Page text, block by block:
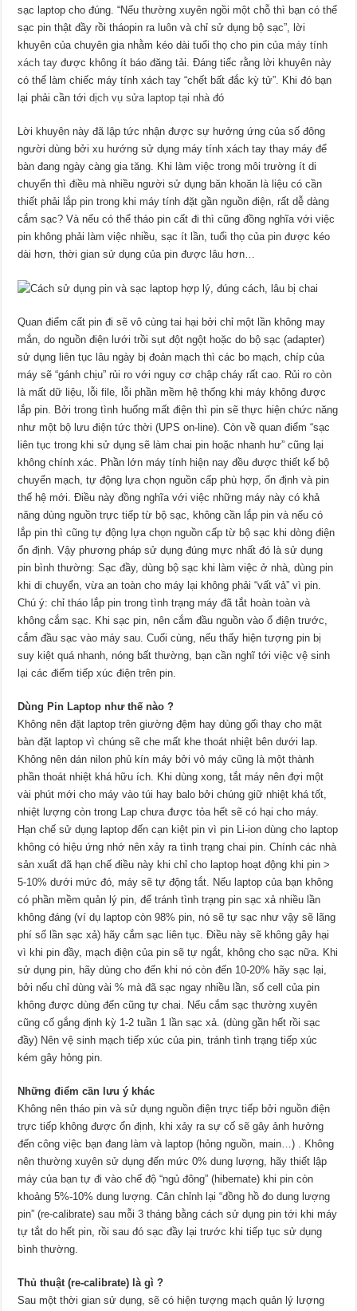
sạc laptop cho đúng. “Nếu thường xuyên ngồi một chỗ thì bạn có thể
sạc pin thật đầy rồi tháopin ra luôn và chỉ sử dụng bộ sạc”, lời
khuyên của chuyên gia nhằm kéo dài tuổi thọ cho pin của máy tính
xách tay được không ít báo đăng tải. Đáng tiếc rằng lời khuyên này
có thể làm chiếc máy tính xách tay “chết bất đắc kỳ tử”. Khi đó bạn
lại phải cần tớidịch vụ sửa laptop tại nhàđó
Lời khuyên này đã lập tức nhận được sự hưởng ứng của số đông
người dùng bởi xu hướng sử dụng máy tính xách tay thay máy để
bàn đang ngày càng gia tăng. Khi làm việc trong môi trường ít di
chuyển thì điều mà nhiều người sử dụng băn khoăn là liệu có cần
thiết phải lắp pin trong khi máy tính đặt gần nguồn điện, rất dễ dàng
cắm sạc? Và nếu có thể tháo pin cất đi thì cũng đồng nghĩa với việc
pin không phải làm việc nhiều, sạc ít lần, tuổi thọ của pin được kéo
dài hơn, thời gian sử dụng của pin được lâu hơn…
Quan điểm cất pin đi sẽ vô cùng tai hại bởi chỉ một lần không may
mắn, do nguồn điện lưới trồi sụt đột ngột hoặc do bộ sạc (adapter)
sử dụng liên tục lâu ngày bị đoản mạch thì các bo mạch, chíp của
máy sẽ “gánh chịu” rủi ro với nguy cơ chập cháy rất cao. Rủi ro còn
là mất dữ liệu, lỗi file, lỗi phần mềm hệ thống khi máy không được
lắp pin. Bởi trong tình huống mất điện thì pin sẽ thực hiện chức năng
như một bộ lưu điện tức thời (UPS on-line). Còn về quan điểm “sạc
liên tục trong khi sử dụng sẽ làm chai pin hoặc nhanh hư” cũng lại
không chính xác. Phần lớn máy tính hiện nay đều được thiết kế bộ
chuyển mạch, tự động lựa chọn nguồn cấp phù hợp, ổn định và pin
thế hệ mới. Điều này đồng nghĩa với việc những máy này có khả
năng dùng nguồn trực tiếp từ bộ sạc, không cần lắp pin và nếu có
lắp pin thì cũng tự động lựa chọn nguồn cấp từ bộ sạc khi dòng điện
ổn định. Vậy phương pháp sử dụng đúng mực nhất đó là sử dụng
pin bình thường: Sạc đầy, dùng bộ sạc khi làm việc ở nhà, dùng pin
khi di chuyển, vừa an toàn cho máy lại không phải “vất vả” vì pin.
Chú ý: chỉ tháo lắp pin trong tình trạng máy đã tắt hoàn toàn và
không cắm sạc. Khi sạc pin, nên cắm đầu nguồn vào ổ điện trước,
cắm đầu sạc vào máy sau. Cuối cùng, nếu thấy hiện tượng pin bị
suy kiệt quá nhanh, nóng bất thường, bạn cần nghĩ tới việc vệ sinh
lại các điểm tiếp xúc điện trên pin.
Dùng Pin Laptop như thế nào ?
Không nên đặt laptop trên giường đệm hay dùng gối thay cho mặt
bàn đặt laptop vì chúng sẽ che mất khe thoát nhiệt bên dưới lap.
Không nên dán nilon phủ kín máy bởi vỏ máy cũng là một thành
phần thoát nhiệt khá hữu ích. Khi dùng xong, tắt máy nên đợi một
vài phút mới cho máy vào túi hay balo bởi chúng giữ nhiệt khá tốt,
nhiệt lượng còn trong Lap chưa được tỏa hết sẽ có hại cho máy.
Hạn chế sử dụng laptop đến cạn kiệt pin vì pin Li-ion dùng cho laptop
không có hiệu ứng nhớ nên xảy ra tình trạng chai pin. Chính các nhà
sản xuất đã hạn chế điều này khi chỉ cho laptop hoạt động khi pin >
5-10% dưới mức đó, máy sẽ tự động tắt. Nếu laptop của bạn không
có phần mềm quản lý pin, để tránh tình trạng pin sạc xả nhiều lần
không đáng (ví dụ laptop còn 98% pin, nó sẽ tự sạc như vậy sẽ lãng
phí số lần sạc xả) hãy cắm sạc liên tục. Điều này sẽ không gây hại
vì khi pin đầy, mạch điện của pin sẽ tự ngắt, không cho sạc nữa. Khi
sử dụng pin, hãy dùng cho đến khi nó còn đến 10-20% hãy sạc lại,
bởi nếu chỉ dùng vài % mà đã sạc ngay nhiều lần, số cell của pin
không được dùng đến cũng tự chai. Nếu cắm sạc thường xuyên
cũng cố gắng định kỳ 1-2 tuần 1 lần sạc xả. (dùng gần hết rồi sạc
đầy) Nên vệ sinh mạch tiếp xúc của pin, tránh tình trạng tiếp xúc
kém gây hỏng pin.
Những điểm cần lưu ý khác
Không nên tháo pin và sử dụng nguồn điện trực tiếp bởi nguồn điện
trực tiếp không được ổn định, khi xảy ra sự cố sẽ gây ảnh hưởng
đến công việc bạn đang làm và laptop (hỏng nguồn, main…) . Không
nên thường xuyên sử dụng đến mức 0% dung lượng, hãy thiết lập
máy của bạn tự đi vào chế độ “ngủ đông” (hibernate) khi pin còn
khoảng 5%-10% dung lượng. Cân chỉnh lại “đồng hồ đo dung lượng
pin” (re-calibrate) sau mỗi 3 tháng bằng cách sử dụng pin tới khi máy
tự tắt do hết pin, rồi sau đó sạc đầy lại trước khi tiếp tục sử dụng
bình thường.
Thủ thuật (re-calibrate) là gì ?
Sau một thời gian sử dụng, sẽ có hiện tượng mạch quản lý lượng